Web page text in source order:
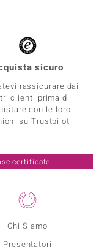
Chi Siamo
Presentatori
sicuro
rassicurare dai
clienti prima di
con le loro
su Trustpilot
certificate